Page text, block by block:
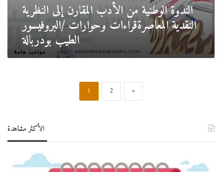
الندوة الوطنية من الأدب المقارن إلى النظرية
النقدية المعاصرةقراءات وحوارات /البروفيسور
الطيب بودربالة
1 2 »
الأكثر مشاهدة